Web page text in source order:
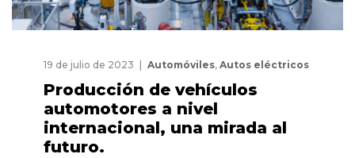
19 de julio de 2023 Automóviles, Autos eléctricos
Producción de vehículos
automotores a nivel
internacional, una mirada al
futuro.